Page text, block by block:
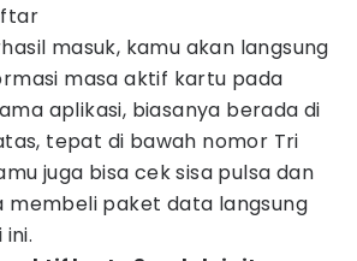
masuk, kamu akan langsung
masa aktif kartu pada
aplikasi, biasanya berada di
tepat di bawah nomor Tri
juga bisa cek sisa pulsa dan
membeli paket data langsung